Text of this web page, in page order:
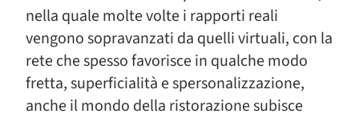
nella quale molte volte i rapporti reali
vengono sopravanzati da quelli virtuali, con la
rete che spesso favorisce in qualche modo
fretta, superficialità e spersonalizzazione,
anche il mondo della ristorazione subisce